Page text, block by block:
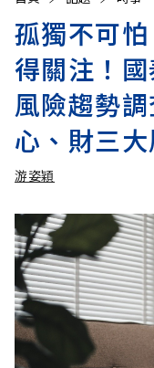
孤獨不可
得關注！
風險趨勢
心、財三
游姿穎